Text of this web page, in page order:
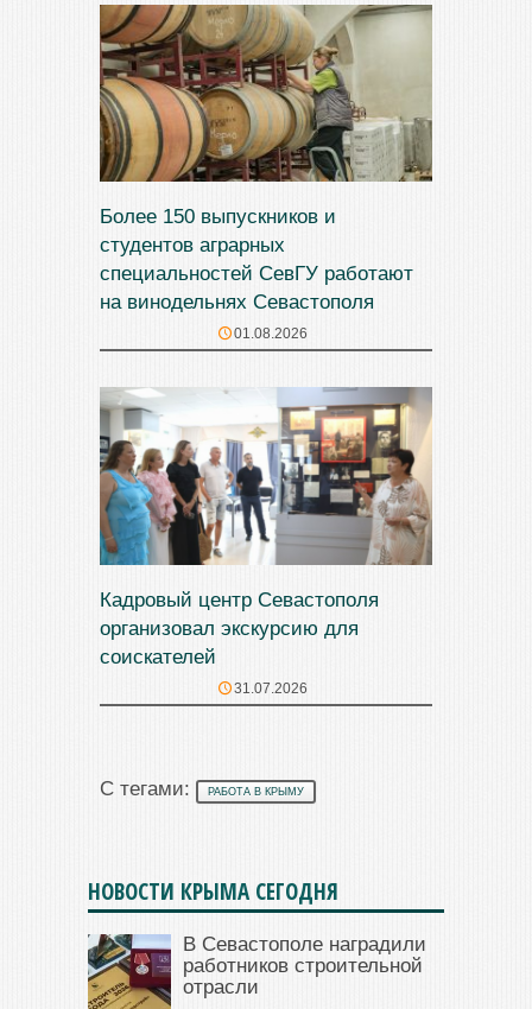
Более 150 выпускников и
студентов аграрных
специальностей СевГУ работают
на винодельнях Севастополя
01.08.2026
Кадровый центр Севастополя
организовал экскурсию для
соискателей
31.07.2026
С тегами: РАБОТА В КРЫМУ
НОВОСТИ КРЫМА СЕГОДНЯ
В Севастополе наградили
работников строительной
отрасли